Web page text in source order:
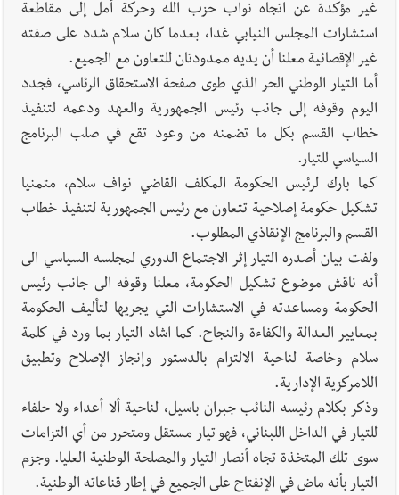
غير مؤكدة عن اتجاه نواب حزب الله وحركة أمل إلى مقاطعة
استشارات المجلس النيابي غدا، بعدما كان سلام شدد على صفته
غير الإقصائية معلنا أن يديه ممدودتان للتعاون مع الجميع.
أما التيار الوطني الحر الذي طوى صفحة الاستحقاق الرئاسي، فجدد
اليوم وقوفه إلى جانب رئيس الجمهورية والعهد ودعمه لتنفيذ
خطاب القسم بكل ما تضمنه من وعود تقع في صلب البرنامج
السياسي للتيار.
كما بارك لرئيس الحكومة المكلف القاضي نواف سلام، متمنيا
تشكيل حكومة إصلاحية تتعاون مع رئيس الجمهورية لتنفيذ خطاب
القسم والبرنامج الإنقاذي المطلوب.
ولفت بيان أصدره التيار إثر الاجتماع الدوري لمجلسه السياسي الى
أنه ناقش موضوع تشكيل الحكومة، معلنا وقوفه الى جانب رئيس
الحكومة ومساعدته في الاستشارات التي يجريها لتأليف الحكومة
بمعايير العدالة والكفاءة والنجاح. كما اشاد التيار بما ورد في كلمة
سلام وخاصة لناحية الالتزام بالدستور وإنجاز الإصلاح وتطبيق
اللامركزية الإدارية.
وذكر بكلام رئيسه النائب جبران باسيل، لناحية ألا أعداء ولا حلفاء
للتيار في الداخل اللبناني، فهو تيار مستقل ومتحرر من أي التزامات
سوى تلك المتخذة تجاه أنصار التيار والمصلحة الوطنية العليا. وجزم
التيار بأنه ماض في الإنفتاح على الجميع في إطار قناعاته الوطنية.